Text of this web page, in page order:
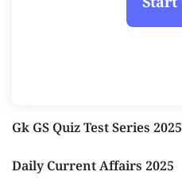
Gk GS Quiz Test Series 2025
Daily Current Affairs 2025